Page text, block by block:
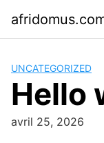
content
UNCATEGORIZED
Hello
avril 25, 2026